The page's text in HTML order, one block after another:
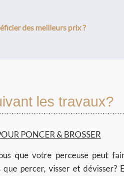
des meilleurs prix ?
les travaux?
PONCER & BROSSER
que votre perceuse peut
que percer, visser et dévisser?